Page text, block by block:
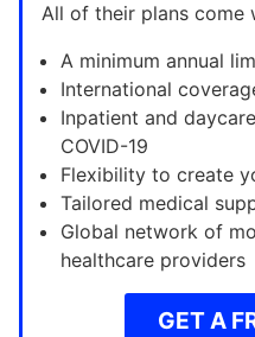
All of their plans come
A minimum annual
International
Inpatient and
COVID-19
Flexibility to create
Tailored medical
Global network of
healthcare providers
GET A